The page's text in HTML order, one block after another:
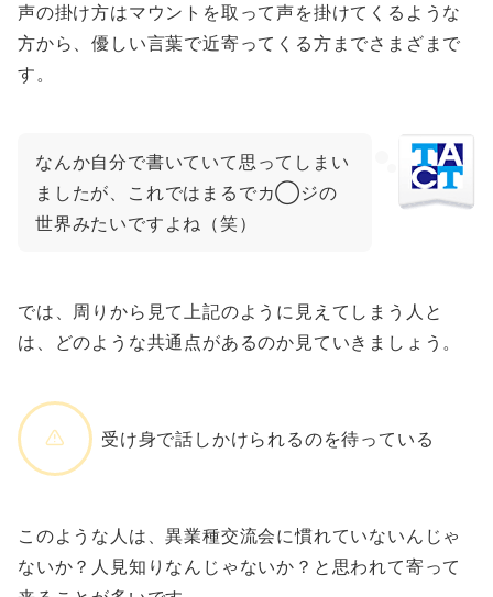
声の掛け方はマウントを取って声を掛けてくるような
方から、優しい言葉で近寄ってくる方までさまざまで
す。
なんか自分で書いていて思ってしまい
ましたが、これではまるでカ◯ジの
世界みたいですよね（笑）
では、周りから見て上記のように見えてしまう人と
は、どのような共通点があるのか見ていきましょう。
受け身で話しかけられるのを待っている
このような人は、異業種交流会に慣れていないんじゃ
ないか？人見知りなんじゃないか？と思われて寄って